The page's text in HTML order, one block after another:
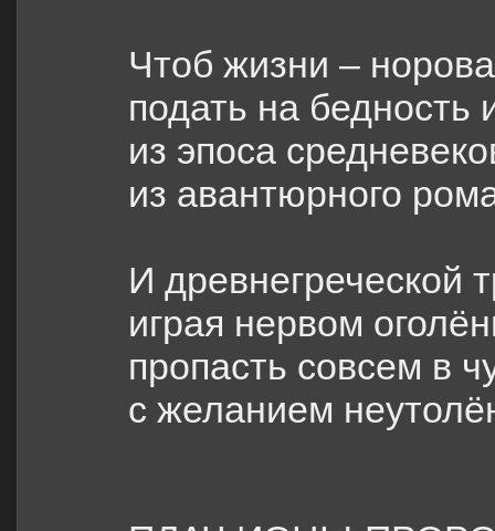
Чтоб жизни –
подать на бедность
из эпоса
из авантюрного
И древнегреческой
играя нервом
пропасть совсем в
с желанием